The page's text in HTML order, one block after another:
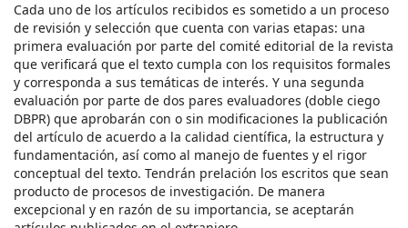
Cada uno de los artículos recibidos es sometido a un proceso
de revisión y selección que cuenta con varias etapas: una
primera evaluación por parte del comité editorial de la revista
que verificará que el texto cumpla con los requisitos formales
y corresponda a sus temáticas de interés. Y una segunda
evaluación por parte de dos pares evaluadores (doble ciego
DBPR) que aprobarán con o sin modificaciones la publicación
del artículo de acuerdo a la calidad científica, la estructura y
fundamentación, así como al manejo de fuentes y el rigor
conceptual del texto. Tendrán prelación los escritos que sean
producto de procesos de investigación. De manera
excepcional y en razón de su importancia, se aceptarán